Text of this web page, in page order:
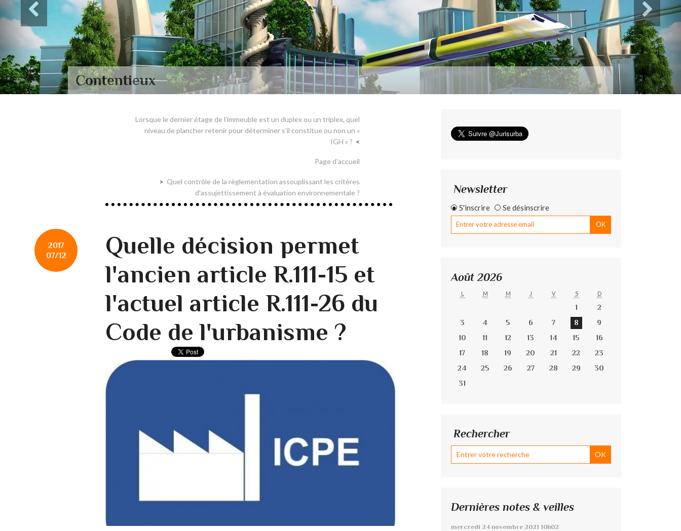
Contentieux
Lorsque le dernier étage de l’immeuble est un duplex ou un triplex, quel
niveau de plancher retenir pour déterminer s'il constitue ou non un «
IGH » ?
Page d'accueil
Quel contrôle de la règlementation assouplissant les critères
d'assujettissement à évaluation environnementale ?
2017
07/12
Quelle décision permet
l'ancien article R.111-15 et
l'actuel article R.111-26 du
Code de l'urbanisme ?
Newsletter
S'inscrire Se désinscrire
Août 2026
L M M J V S D
1
2
3
4 5 6 7 8
9
10
11 12 13 14 15
16
17
18 19 20 21 22
23
24
25 26 27 28 29
30
31
Rechercher
Dernières notes & veilles
mercredi 24 novembre 2021 10h02